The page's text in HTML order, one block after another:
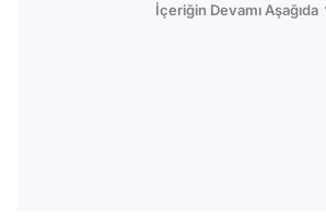
İçeriğin Devamı Aşağıda